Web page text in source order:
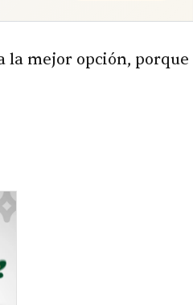
la mejor opción, porque